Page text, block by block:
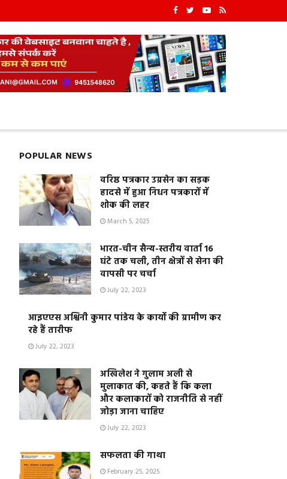
POPULAR NEWS
वरिष्ठ पत्रकार उग्रसेन का सड़क
हादसे में हुआ निधन पत्रकारों में
शोक की लहर
March 5, 2025
भारत-चीन सैन्य-स्तरीय वार्ता 16
घंटे तक चली, तीन क्षेत्रों से सेना की
वापसी पर चर्चा
July 22, 2023
आइएएस अश्विनी कुमार पांडेय के कार्यो की ग्रामीण कर
रहे हैं तारीफ
July 22, 2023
अखिलेश ने गुलाम अली से
मुलाकात की, कहते हैं कि कला
और कलाकारों को राजनीति से नहीं
जोड़ा जाना चाहिए
July 22, 2023
सफलता की गाथा
February 25, 2025